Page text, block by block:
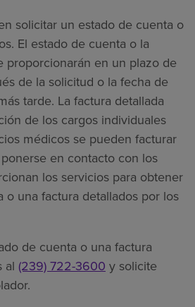
solicitar un estado de cuenta o
El estado de cuenta o la
proporcionarán en un plazo de
de la solicitud o la fecha de
tarde. La factura detallada
de los cargos individuales
médicos se pueden facturar
en contacto con los
los servicios para obtener
o una factura detallados por los
de cuenta o una factura
al (239) 722-3600y solicite